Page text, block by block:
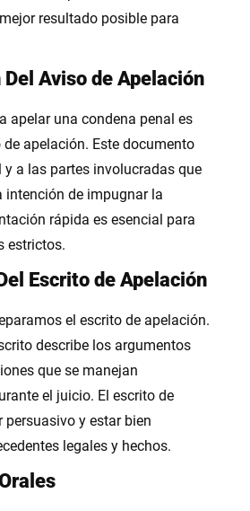
resultado posible para
Aviso de Apelación
apelar una condena penal es
apelación. Este documento
a las partes involucradas que
intención de impugnar la
rápida es esencial para
estrictos.
Escrito de Apelación
el escrito de apelación.
describe los argumentos
que se manejan
el juicio. El escrito de
persuasivo y estar bien
legales y hechos.